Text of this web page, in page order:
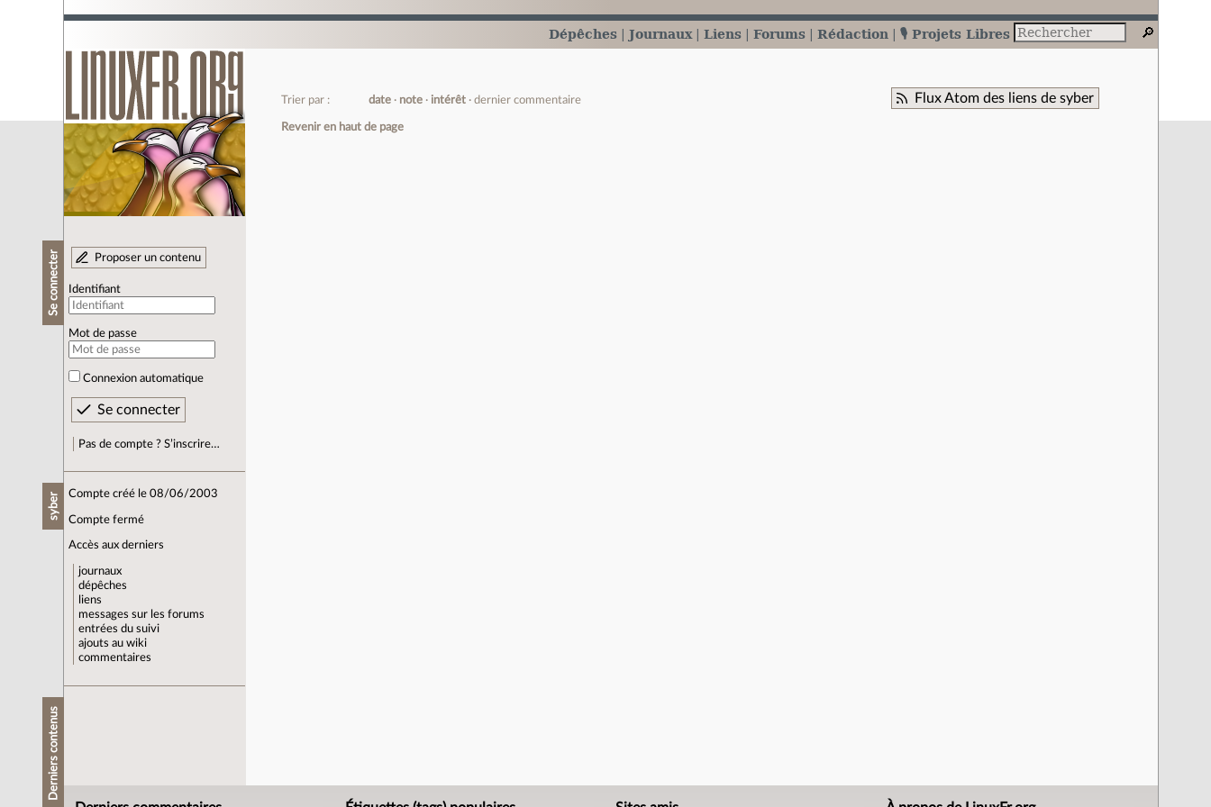
Dépêches Journaux Liens Forums Rédaction 🎙️ Projets Libres
Se connecter Proposer un contenu
Identifiant
Mot de passe
Connexion automatique
Pas de compte ? S’inscrire…
syber Compte créé le 08/06/2003
Compte fermé
Accès aux derniers
journaux
dépêches
liens
messages sur les forums
entrées du suivi
ajouts au wiki
commentaires
Derniers contenus
Flux Atom des liens de syber
Trier par : date note intérêt dernier commentaire
Revenir en haut de page